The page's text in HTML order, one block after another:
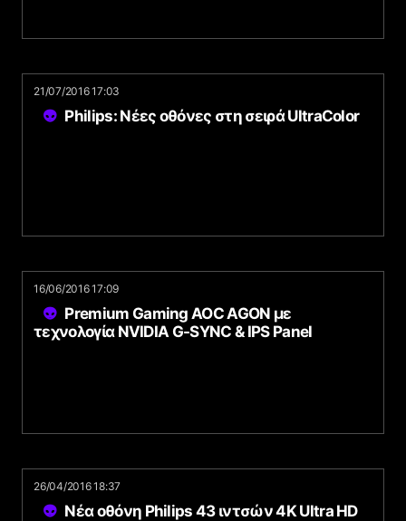
21/07/2016 17:03
Philips: Νέες οθόνες στη σειρά UltraColor
16/06/2016 17:09
Premium Gaming AOC AGON με
τεχνολογία NVIDIA G-SYNC & IPS Panel
26/04/2016 18:37
Νέα οθόνη Philips 43 ιντσών 4K Ultra HD